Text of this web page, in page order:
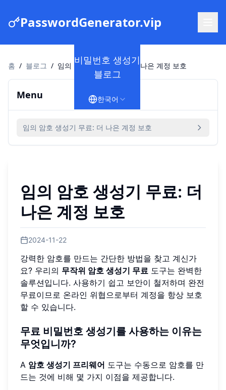
PasswordGenerator.vip
비밀번호 생성기
블로그
한국어
홈 / 블로그 / 임의 암호 생성기 무료: 더 나은 계정 보호
Menu
임의 암호 생성기 무료: 더 나은 계정 보호
임의 암호 생성기 무료: 더
나은 계정 보호
2024-11-22
강력한 암호를 만드는 간단한 방법을 찾고 계신가
요? 우리의 무작위 암호 생성기 무료 도구는 완벽한
솔루션입니다. 사용하기 쉽고 보안이 철저하며 완전
무료이므로 온라인 위협으로부터 계정을 항상 보호
할 수 있습니다.
무료 비밀번호 생성기를 사용하는 이유는
무엇입니까?
A 암호 생성기 프리웨어 도구는 수동으로 암호를 만
드는 것에 비해 몇 가지 이점을 제공합니다.